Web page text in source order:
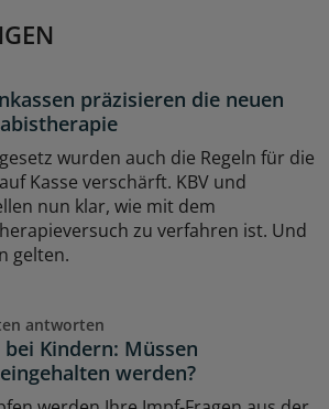
präzisieren die neuen
wurden auch die Regeln für die
Kasse verschärft. KBV und
nun klar, wie mit dem
zu verfahren ist. Und
gelten.
antworten
Kindern: Müssen
werden?